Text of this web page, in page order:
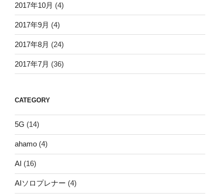
2017年10月 (4)
2017年9月 (4)
2017年8月 (24)
2017年7月 (36)
CATEGORY
5G (14)
ahamo (4)
AI (16)
AIソロプレナー (4)